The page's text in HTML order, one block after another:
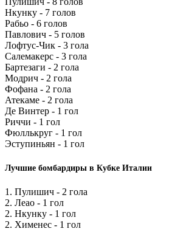
Нкунку - 7 голов
Рабьо - 6 голов
Павлович - 5 голов
Лофтус-Чик - 3 гола
Салемакерс - 3 гола
Бартезаги - 2 гола
Модрич - 2 гола
Фофана - 2 гола
Атекаме - 2 гола
Де Винтер - 1 гол
Риччи - 1 гол
Фюллькруг - 1 гол
Эступиньян - 1 гол
Лучшие бомбардиры в Кубке Италии
1. Пулишич - 2 гола
2. Леао - 1 гол
2. Нкунку - 1 гол
2. Хименес - 1 гол